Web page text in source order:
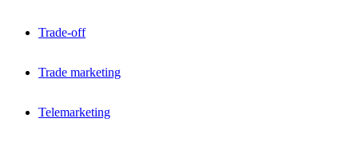
Trade-off
Trade marketing
Telemarketing